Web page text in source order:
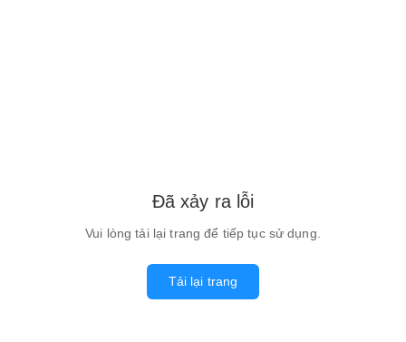
Đã xảy ra lỗi
Vui lòng tải lại trang để tiếp tục sử dụng.
Tải lại trang